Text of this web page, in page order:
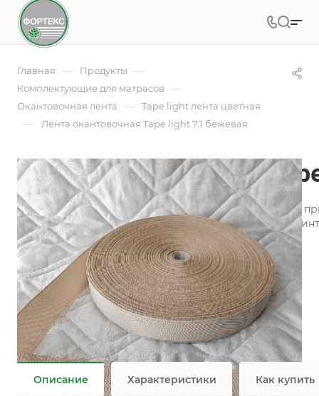
Главная — Продукты —
Комплектующие для матрасов —
Окантовочная лента — Tape light лента цветная
— Лента окантовочная Tape light 7.1 бежевая
Лента окантовочная
Лента окантовочная - это необходимая составляющая
производства, пошива аксессуаров для оформления
Подробности
Заказать
Задать вопрос
Возможны дополнительные опции
Не является публичной офертой
Описание Характеристики Как купить